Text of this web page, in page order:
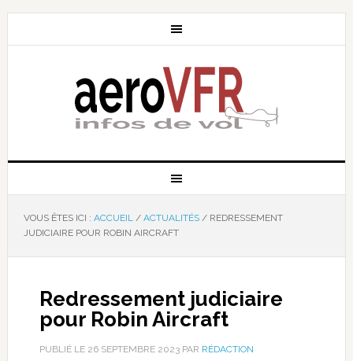
VOUS ÊTES ICI : ACCUEIL / ACTUALITÉS /REDRESSEMENT
JUDICIAIRE POUR ROBIN AIRCRAFT
Redressement judiciaire
pour Robin Aircraft
PUBLIÉ LE 26 SEPTEMBRE 2023PAR RÉDACTION